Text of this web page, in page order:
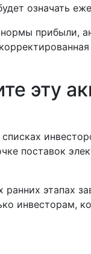
означать
прибыли,
эту
поставок
этапах
инвесторам,